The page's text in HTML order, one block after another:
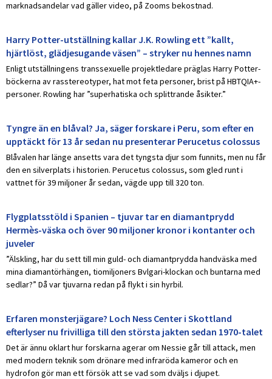
marknadsandelar vad gäller video, på Zooms bekostnad.
Harry Potter-utställning kallar J.K. Rowling ett ”kallt,
hjärtlöst, glädjesugande väsen” – stryker nu hennes namn
Enligt utställningens transsexuelle projektledare präglas Harry Potter-
böckerna av rasstereotyper, hat mot feta personer, brist på HBTQIA+-
personer. Rowling har ”superhatiska och splittrande åsikter.”
Tyngre än en blåval? Ja, säger forskare i Peru, som efter en
upptäckt för 13 år sedan nu presenterar Perucetus colossus
Blåvalen har länge ansetts vara det tyngsta djur som funnits, men nu får
den en silverplats i historien. Perucetus colossus, som gled runt i
vattnet för 39 miljoner år sedan, vägde upp till 320 ton.
Flygplatsstöld i Spanien – tjuvar tar en diamantprydd
Hermès-väska och över 90 miljoner kronor i kontanter och
juveler
”Älskling, har du sett till min guld- och diamantprydda handväska med
mina diamantörhängen, tiomiljoners Bvlgari-klockan och buntarna med
sedlar?” Då var tjuvarna redan på flykt i sin hyrbil.
Erfaren monsterjägare? Loch Ness Center i Skottland
efterlyser nu frivilliga till den största jakten sedan 1970-talet
Det är ännu oklart hur forskarna agerar om Nessie går till attack, men
med modern teknik som drönare med infraröda kameror och en
hydrofon gör man ett försök att se vad som dväljs i djupet.